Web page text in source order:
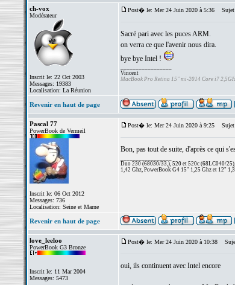
ch-vox
Modérateur
Inscrit le: 22 Oct 2003
Messages: 19383
Localisation: La Réunion
Post� le: Mer 24 Juin 2020 à 5:36 Sujet
Sacré pari avec les puces ARM.
on verra ce que l'avenir nous dira.
bye bye Intel !
Vincent
MacBook Pro Retina 15" mi-2014 Core i7
Revenir en haut de page
Pascal 77
PowerBook de Vermeil
Inscrit le: 06 Oct 2012
Messages: 736
Localisation: Seine et Marne
Post� le: Mer 24 Juin 2020 à 9:25 Sujet
Bon, pas tout de suite, d'après ce qui
Duo 230 (68030/33,), 520 et 520c (68LC040/
1,42 Ghz, PowerBook G4 15" 1,25 Ghz et 12"
Revenir en haut de page
love_leeloo
PowerBook G3 Bronze
Inscrit le: 11 Mar 2004
Messages: 5473
Post� le: Mer 24 Juin 2020 à 10:38
oui, ils continuent avec Intel encore